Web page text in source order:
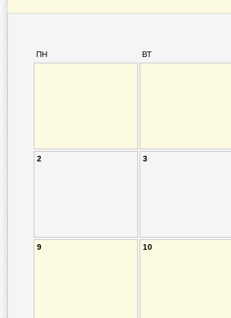
ПН ВТ
2 3
9 10